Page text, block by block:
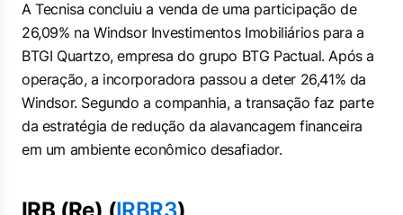
A Tecnisa concluiu a venda de uma participação de
26,09% na Windsor Investimentos Imobiliários para a
BTGI Quartzo, empresa do grupo BTG Pactual. Após a
operação, a incorporadora passou a deter 26,41% da
Windsor. Segundo a companhia, a transação faz parte
da estratégia de redução da alavancagem financeira
em um ambiente econômico desafiador.